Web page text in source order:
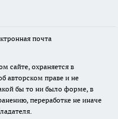
почта
сайте, охраняется в
авторском праве и не
бы то ни было форме, в
переработке не иначе